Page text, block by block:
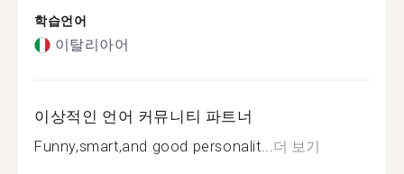
학습언어
이탈리아어
이상적인 언어 커뮤니티 파트너
Funny,smart,and good personalit...더 보기